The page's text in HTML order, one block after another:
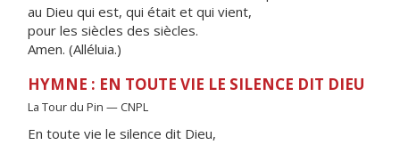
au Dieu qui est, qui était et qui vient,
pour les siècles des siècles.
Amen. (Alléluia.)
HYMNE : EN TOUTE VIE LE SILENCE DIT DIEU
La Tour du Pin — CNPL
En toute vie le silence dit Dieu,